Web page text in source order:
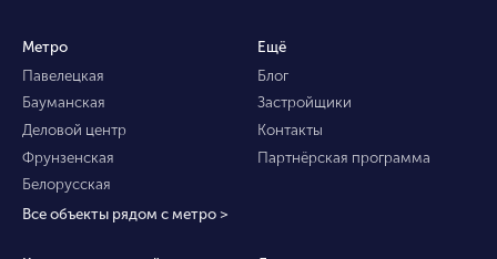
Метро
Павелецкая
Бауманская
Деловой центр
Фрунзенская
Белорусская
Все объекты рядом с метро >
Ещё
Блог
Застройщики
Контакты
Партнёрская программа